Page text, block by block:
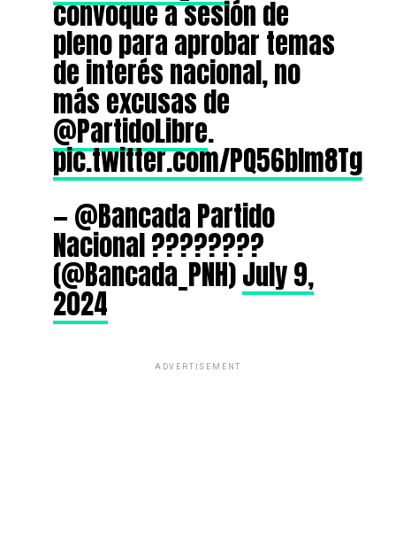
convoque a sesión de
pleno para aprobar temas
de interés nacional, no
más excusas de
@PartidoLibre.
pic.twitter.com/PQ56blm8Tg
— @Bancada Partido
Nacional ????????
(@Bancada_PNH)July 9,
2024
ADVERTISEMENT